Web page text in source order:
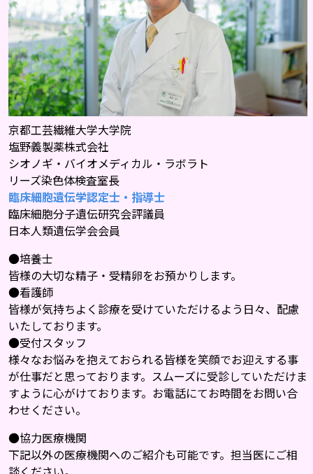
京都工芸繊維大学大学院
塩野義製薬株式会社
シオノギ・バイオメディカル・ラボラト
リーズ染色体検査室長
臨床細胞遺伝学認定士・指導士
臨床細胞分子遺伝研究会評議員
日本人類遺伝学会会員
●培養士
皆様の大切な精子・受精卵をお預かりします。
●看護師
皆様が気持ちよく診療を受けていただけるよう日々、配慮
いたしております。
●受付スタッフ
様々なお悩みを抱えておられる皆様を笑顔でお迎えする事
が仕事だと思っております。スムーズに受診していただけま
すように心がけております。お電話にてお時間をお問い合
わせください。
●協力医療機関
下記以外の医療機関へのご紹介も可能です。担当医にご相